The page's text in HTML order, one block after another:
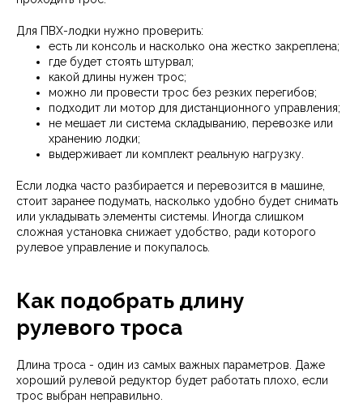
Для ПВХ-лодки нужно проверить:
есть ли консоль и насколько она жестко закреплена;
где будет стоять штурвал;
какой длины нужен трос;
можно ли провести трос без резких перегибов;
подходит ли мотор для дистанционного управления;
не мешает ли система складыванию, перевозке или
хранению лодки;
выдерживает ли комплект реальную нагрузку.
Если лодка часто разбирается и перевозится в машине,
стоит заранее подумать, насколько удобно будет снимать
или укладывать элементы системы. Иногда слишком
сложная установка снижает удобство, ради которого
рулевое управление и покупалось.
Как подобрать длину
рулевого троса
Длина троса - один из самых важных параметров. Даже
хороший рулевой редуктор будет работать плохо, если
трос выбран неправильно.